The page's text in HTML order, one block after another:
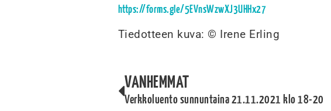
https://forms.gle/5EVnsWzwXJ3UHHx27
Tiedotteen kuva: © Irene Erling
VANHEMMAT
Verkkoluento sunnuntaina 21.11.2021 klo 18-20